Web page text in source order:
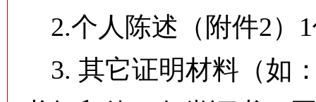
2.个人陈述（附件2）
3. 其它证明材料（如